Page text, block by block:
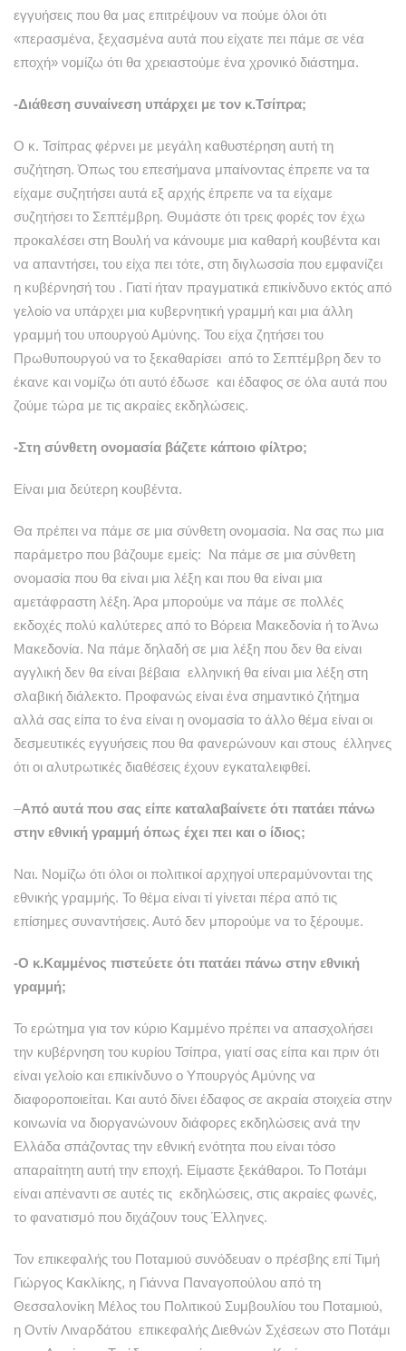
εγγυήσεις που θα μας επιτρέψουν να πούμε όλοι ότι
«περασμένα, ξεχασμένα αυτά που είχατε πει πάμε σε νέα
εποχή» νομίζω ότι θα χρειαστούμε ένα χρονικό διάστημα.
-Διάθεση συναίνεση υπάρχει με τον κ.Τσίπρα;
Ο κ. Τσίπρας φέρνει με μεγάλη καθυστέρηση αυτή τη
συζήτηση. Όπως του επεσήμανα μπαίνοντας έπρεπε να τα
είχαμε συζητήσει αυτά εξ αρχής έπρεπε να τα είχαμε
συζητήσει το Σεπτέμβρη. Θυμάστε ότι τρεις φορές τον έχω
προκαλέσει στη Βουλή να κάνουμε μια καθαρή κουβέντα και
να απαντήσει, του είχα πει τότε, στη διγλωσσία που εμφανίζει
η κυβέρνησή του . Γιατί ήταν πραγματικά επικίνδυνο εκτός από
γελοίο να υπάρχει μια κυβερνητική γραμμή και μια άλλη
γραμμή του υπουργού Αμύνης. Του είχα ζητήσει του
Πρωθυπουργού να το ξεκαθαρίσει από το Σεπτέμβρη δεν το
έκανε και νομίζω ότι αυτό έδωσε και έδαφος σε όλα αυτά που
ζούμε τώρα με τις ακραίες εκδηλώσεις.
-Στη σύνθετη ονομασία βάζετε κάποιο φίλτρο;
Είναι μια δεύτερη κουβέντα.
Θα πρέπει να πάμε σε μια σύνθετη ονομασία. Να σας πω μια
παράμετρο που βάζουμε εμείς: Να πάμε σε μια σύνθετη
ονομασία που θα είναι μια λέξη και που θα είναι μια
αμετάφραστη λέξη. Άρα μπορούμε να πάμε σε πολλές
εκδοχές πολύ καλύτερες από το Βόρεια Μακεδονία ή το Άνω
Μακεδονία. Να πάμε δηλαδή σε μια λέξη που δεν θα είναι
αγγλική δεν θα είναι βέβαια ελληνική θα είναι μια λέξη στη
σλαβική διάλεκτο. Προφανώς είναι ένα σημαντικό ζήτημα
αλλά σας είπα το ένα είναι η ονομασία το άλλο θέμα είναι οι
δεσμευτικές εγγυήσεις που θα φανερώνουν και στους έλληνες
ότι οι αλυτρωτικές διαθέσεις έχουν εγκαταλειφθεί.
–Από αυτά που σας είπε καταλαβαίνετε ότι πατάει πάνω
στην εθνική γραμμή όπως έχει πει και ο ίδιος;
Ναι. Νομίζω ότι όλοι οι πολιτικοί αρχηγοί υπεραμύνονται της
εθνικής γραμμής. Το θέμα είναι τί γίνεται πέρα από τις
επίσημες συναντήσεις. Αυτό δεν μπορούμε να το ξέρουμε.
-Ο κ.Καμμένος πιστεύετε ότι πατάει πάνω στην εθνική
γραμμή;
Το ερώτημα για τον κύριο Καμμένο πρέπει να απασχολήσει
την κυβέρνηση του κυρίου Τσίπρα, γιατί σας είπα και πριν ότι
είναι γελοίο και επικίνδυνο ο Υπουργός Αμύνης να
διαφοροποιείται. Και αυτό δίνει έδαφος σε ακραία στοιχεία στην
κοινωνία να διοργανώνουν διάφορες εκδηλώσεις ανά την
Ελλάδα σπάζοντας την εθνική ενότητα που είναι τόσο
απαραίτητη αυτή την εποχή. Είμαστε ξεκάθαροι. Το Ποτάμι
είναι απέναντι σε αυτές τις εκδηλώσεις, στις ακραίες φωνές,
το φανατισμό που διχάζουν τους Έλληνες.
Τον επικεφαλής του Ποταμιού συνόδευαν ο πρέσβης επί Τιμή
Γιώργος Κακλίκης, η Γιάννα Παναγοπούλου από τη
Θεσσαλονίκη Μέλος του Πολιτικού Συμβουλίου του Ποταμιού,
η Οντίν Λιναρδάτου επικεφαλής Διεθνών Σχέσεων στο Ποτάμι